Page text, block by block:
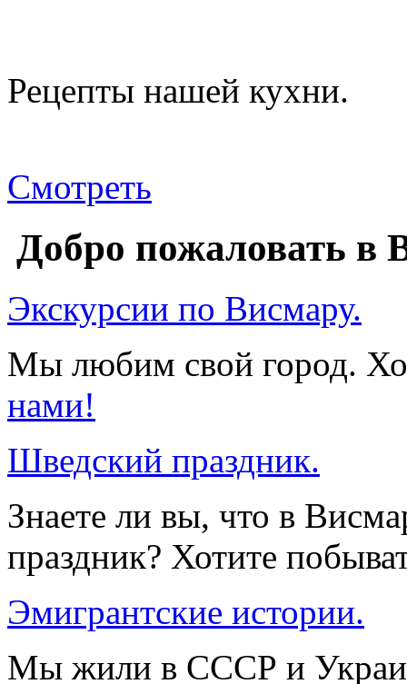
Рецепты нашей кухни.
Смотреть
Добро пожаловать в
Экскурсии по Висмару.
Мы любим свой город.
нами!
Шведский праздник.
Знаете ли вы, что в
праздник? Хотите
Эмигрантские истории.
Мы жили в СССР и